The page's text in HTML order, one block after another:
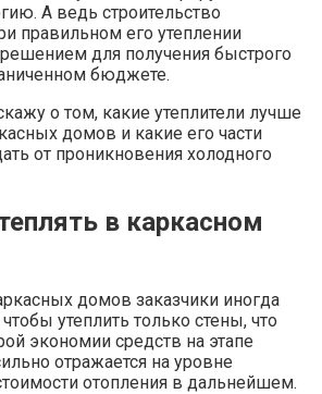
А ведь строительство
правильном его утеплении
для получения быстрого
бюджете.
о том, какие утеплители лучше
домов и какие его части
от проникновения холодного
в каркасном
домов заказчики иногда
утеплить только стены, что
экономии средств на этапе
отражается на уровне
отопления в дальнейшем.